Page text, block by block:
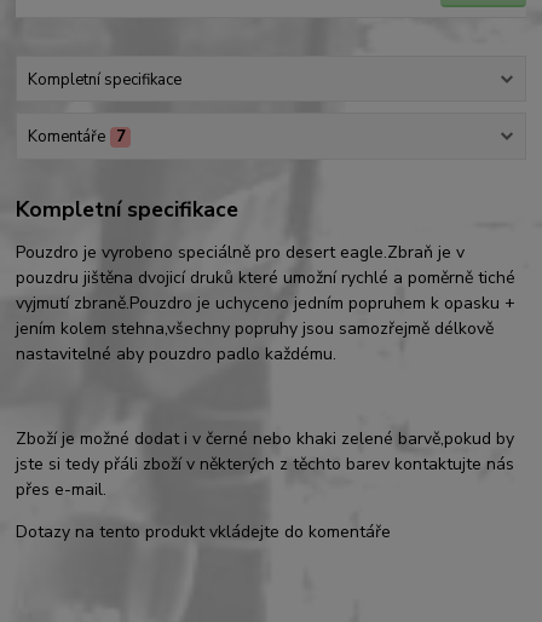
Kompletní specifikace
Komentáře 7
Kompletní specifikace
Pouzdro je vyrobeno speciálně pro desert eagle.Zbraň je v
pouzdru jištěna dvojicí druků které umožní rychlé a poměrně tiché
vyjmutí zbraně.Pouzdro je uchyceno jedním popruhem k opasku +
jením kolem stehna,všechny popruhy jsou samozřejmě délkově
nastavitelné aby pouzdro padlo každému.
Zboží je možné dodat i v černé nebo khaki zelené barvě,pokud by
jste si tedy přáli zboží v některých z těchto barev kontaktujte nás
přes e-mail.
Dotazy na tento produkt vkládejte do komentáře